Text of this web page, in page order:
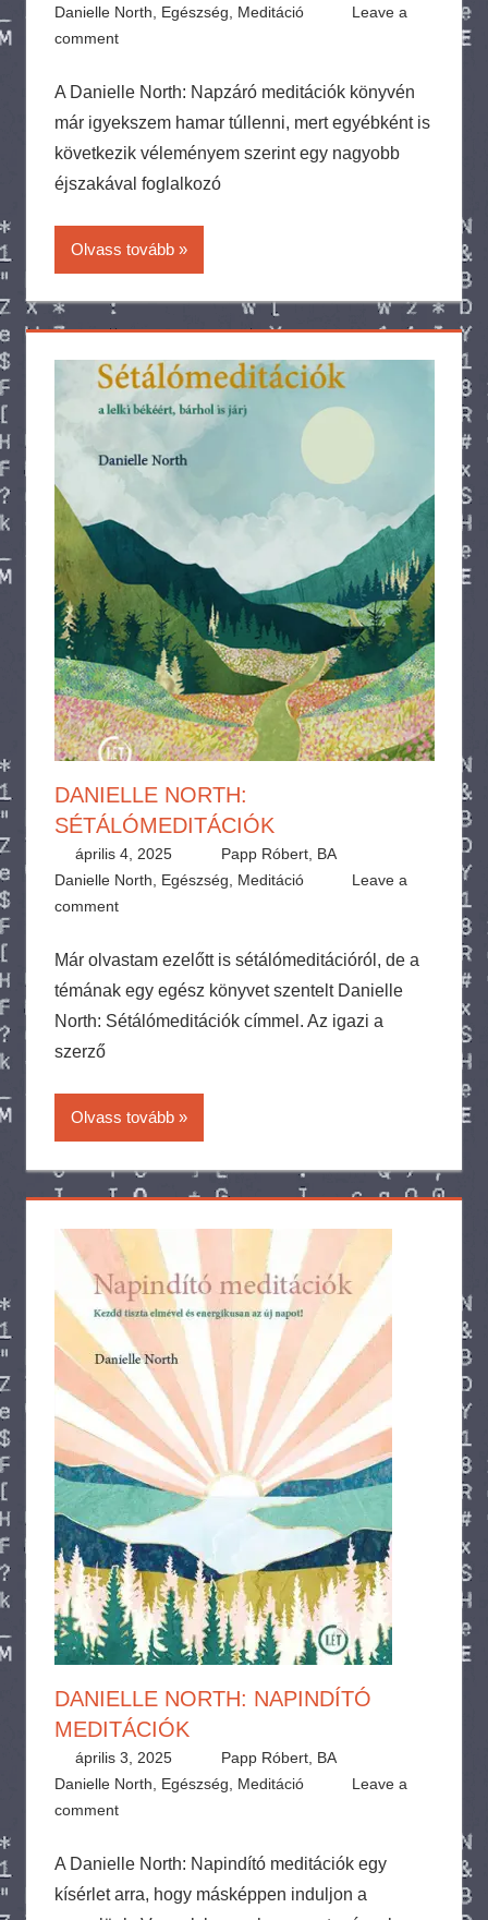
Danielle North
Egészség Meditáció
Leave a
comment
A Danielle North: Napzáró meditációk könyvén
már igyekszem hamar túllenni, mert egyébként is
következik véleményem szerint egy nagyobb
éjszakával foglalkozó
Olvass tovább
DANIELLE NORTH:
SÉTÁLÓMEDITÁCIÓK
április 4, 2025
Papp Róbert, BA
Danielle North
Egészség Meditáció
Leave a
comment
Már olvastam ezelőtt is sétálómeditációról, de a
témának egy egész könyvet szentelt Danielle
North: Sétálómeditációk címmel. Az igazi a
szerző
Olvass tovább
DANIELLE NORTH: NAPINDÍTÓ
MEDITÁCIÓK
április 3, 2025
Papp Róbert, BA
Danielle North
Egészség Meditáció
Leave a
comment
A Danielle North: Napindító meditációk egy
kísérlet arra, hogy másképpen induljon a